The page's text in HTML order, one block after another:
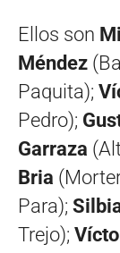
Ellos son
Méndez
Paquita);
Pedro);
Garraza
Bria
Para);
Trejo);